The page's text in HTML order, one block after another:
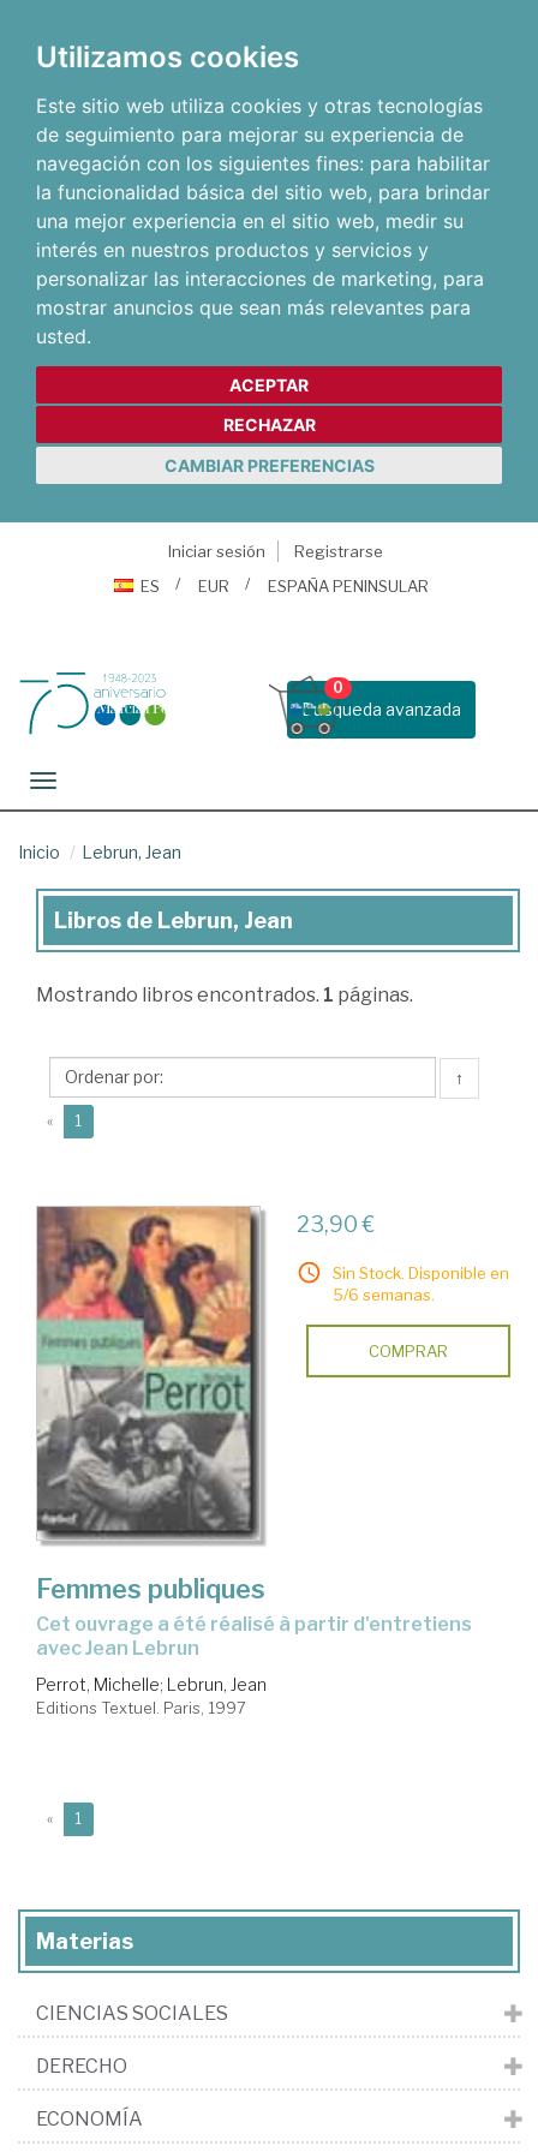
Utilizamos cookies
Este sitio web utiliza cookies y otras tecnologías
de seguimiento para mejorar su experiencia de
navegación con los siguientes fines: para habilitar
la funcionalidad básica del sitio web, para brindar
una mejor experiencia en el sitio web, medir su
interés en nuestros productos y servicios y
personalizar las interacciones de marketing, para
mostrar anuncios que sean más relevantes para
usted.
ACEPTAR
RECHAZAR
CAMBIAR PREFERENCIAS
Iniciar sesión
Registrarse
ES
EUR ESPAÑA PENINSULAR
Busqueda avanzada
0
Toggle navigation
Inicio Lebrun, Jean
Libros
Lebrun,
Libros de Lebrun, Jean
Mostrando libros encontrados. 1 páginas.
↑
« 1
23,90 €
Sin Stock. Disponible en
5/6 semanas.
COMPRAR
Femmes publiques
cet ouvrage a été réalisé à partir d'entretiens
avec Jean Lebrun
Perrot, Michelle; Lebrun, Jean
Editions Textuel. Paris, 1997
« 1
Materias
CIENCIAS SOCIALES
DERECHO
ECONOMÍA